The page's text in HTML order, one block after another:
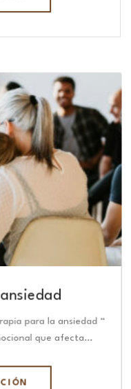
para la ansiedad “
que afecta…